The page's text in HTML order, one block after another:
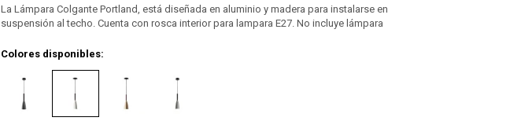
La Lámpara Colgante Portland, está diseñada en aluminio y madera para instalarse en
suspensión al techo. Cuenta con rosca interior para lampara E27. No incluye lámpara
Colores disponibles: